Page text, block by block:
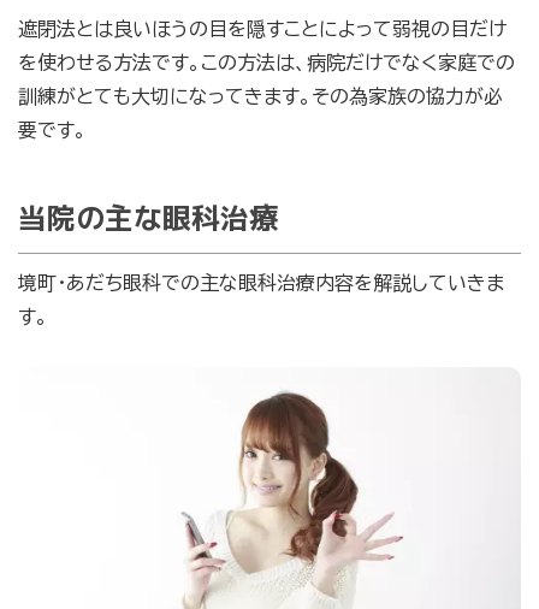
遮閉法とは良いほうの目を隠すことによって弱視の目だけ
を使わせる方法です。この方法は、病院だけでなく家庭での
訓練がとても大切になってきます。その為家族の協力が必
要です。
当院の主な眼科治療
境町・あだち眼科での主な眼科治療内容を解説していきま
す。